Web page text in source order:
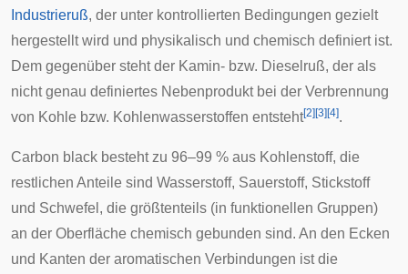
Industrieruß, der unter kontrollierten Bedingungen gezielt
hergestellt wird und physikalisch und chemisch definiert ist.
Dem gegenüber steht der Kamin- bzw. Dieselruß, der als
nicht genau definiertes Nebenprodukt bei der Verbrennung
von Kohle bzw. Kohlenwasserstoffen entsteht[2] [3] [4].
Carbon black besteht zu 96–99 % aus Kohlenstoff, die
restlichen Anteile sind Wasserstoff, Sauerstoff, Stickstoff
und Schwefel, die größtenteils (in funktionellen Gruppen)
an der Oberfläche chemisch gebunden sind. An den Ecken
und Kanten der aromatischen Verbindungen ist die